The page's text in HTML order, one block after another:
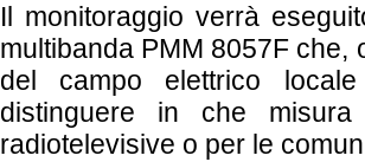
Il monitoraggio verrà
multibanda PMM 8057F che,
del campo elettrico
locale
distinguere in che
radiotelevisive o per le